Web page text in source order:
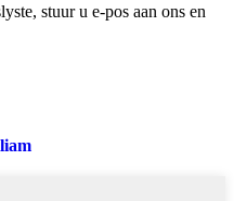
stuur u e-pos aan ons en